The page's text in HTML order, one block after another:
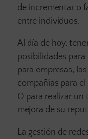
de incrementar o
entre individuos.
Al día de hoy,
posibilidades para
para empresas,
compañías para
O para realizar un
mejora de su
La gestión de